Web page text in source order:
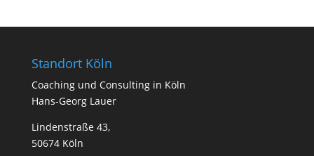
Standort Köln
Coa­ching und Con­sul­ting in Köln
Hans-Georg Lauer
Lindenstraße 43,
50674 Köln